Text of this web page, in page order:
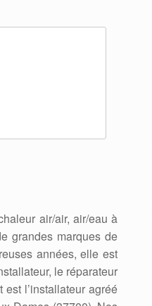
air/air, air/eau à
grandes marques de
années, elle est
le réparateur
l’installateur agréé